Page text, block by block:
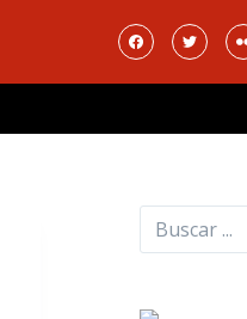
Buscar